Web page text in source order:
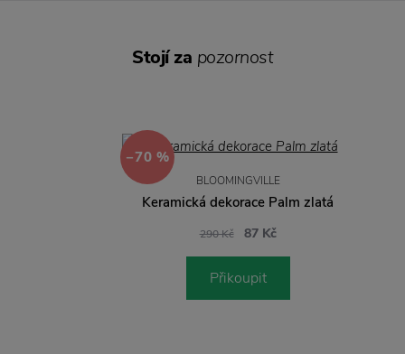
Stojí za pozornost
−70 %
BLOOMINGVILLE
Keramická dekorace Palm zlatá
290 Kč 87 Kč
Přikoupit